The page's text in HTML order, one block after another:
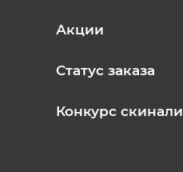
Акции
Статус заказа
Конкурс скинали